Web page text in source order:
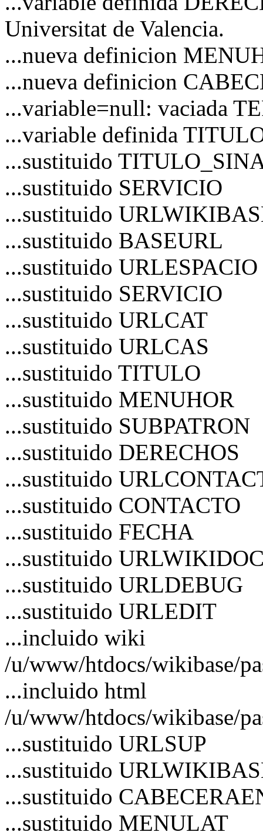
Universitat de Valencia.
...nueva definicion
...nueva definicion
...variable=null: vaciada
...variable definida
...sustituido
...sustituido SERVICIO
...sustituido
...sustituido BASEURL
...sustituido URLESPACIO
...sustituido SERVICIO
...sustituido URLCAT
...sustituido URLCAS
...sustituido TITULO
...sustituido MENUHOR
...sustituido SUBPATRON
...sustituido DERECHOS
...sustituido
...sustituido CONTACTO
...sustituido FECHA
...sustituido
...sustituido URLDEBUG
...sustituido URLEDIT
...incluido wiki
/u/www/htdocs/wikibase/
...incluido html
/u/www/htdocs/wikibase/
...sustituido URLSUP
...sustituido
...sustituido
...sustituido MENULAT